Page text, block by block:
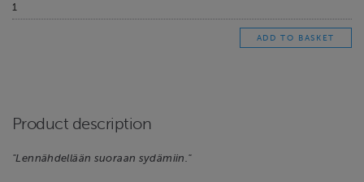
Product description
"Lennähdellään suoraan sydämiin."